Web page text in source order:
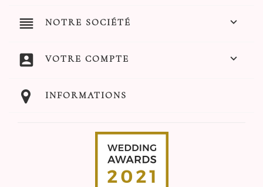
reorder NOTRE SOCIÉTÉ 
account_box VOTRE COMPTE 
INFORMATIONS